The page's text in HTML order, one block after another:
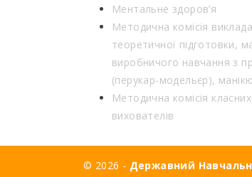
Ментальне здоров’я
Методична комісія
теоретичної підготовки,
виробничого навчання з
(перукар-модельєр),
Методична комісія класних
вихователів
© 2026 - Державний